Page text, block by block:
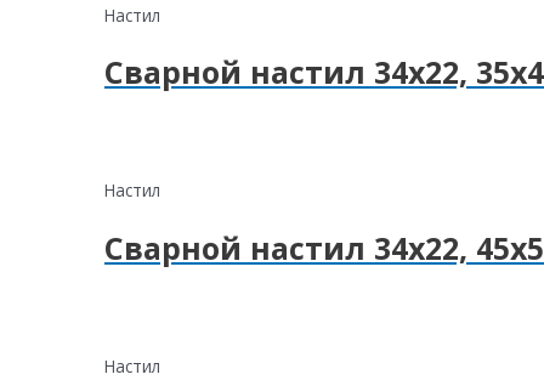
Настил
Сварной настил 34х22, 35х4
Настил
Сварной настил 34х22, 45х5
Настил